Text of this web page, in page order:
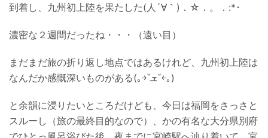
到着し、九州初上陸を果たした(人´∀｀)．☆．。．:*･
濃密な２週間だったね・・・（遠い目）
まだまだ旅の折り返し地点ではあるけれど、九州初上陸は
なんだか感慨深いものがある(｡￫ˇܫˇ￩｡)
と余韻に浸りたいところだけども、今日は福岡をさっさと
スルーし（旅の最終目的なので）、かの有名な大分県別府